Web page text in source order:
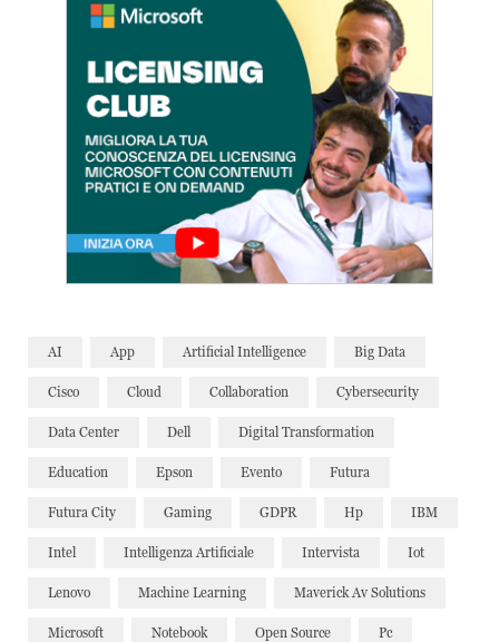
AI App Artificial Intelligence Big Data
Cisco Cloud Collaboration Cybersecurity
Data Center Dell Digital Transformation
Education Epson Evento Futura
Futura City Gaming GDPR Hp IBM
Intel Intelligenza Artificiale Intervista Iot
Lenovo Machine Learning Maverick Av Solutions
Microsoft Notebook Open Source Pc